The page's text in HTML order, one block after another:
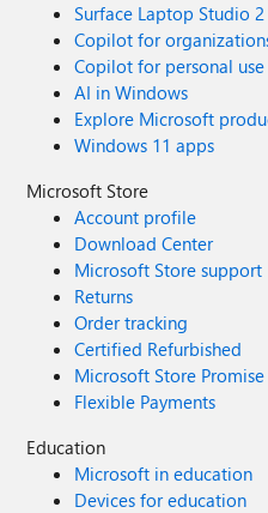
Surface Laptop Studio 2
Copilot for
Copilot for personal use
AI in Windows
Explore Microsoft
Windows 11 apps
Microsoft Store
Account profile
Download Center
Microsoft Store support
Returns
Order tracking
Certified Refurbished
Microsoft Store Promise
Flexible Payments
Education
Microsoft in education
Devices for education